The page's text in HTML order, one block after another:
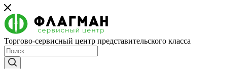
Торгово-сервисный центр представительского класса